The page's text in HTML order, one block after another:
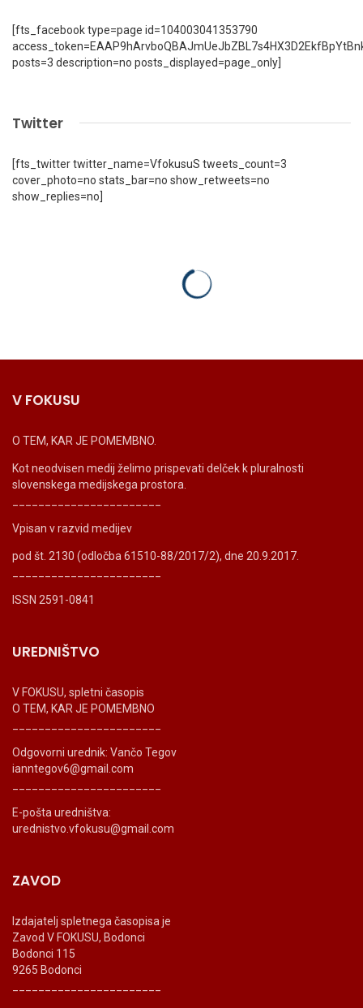
[fts_facebook type=page id=104003041353790
posts=3 description=no posts_displayed=page_only]
Twitter
[fts_twitter twitter_name=VfokusuS tweets_count=3
cover_photo=no stats_bar=no show_retweets=no
show_replies=no]
V FOKUSU
O TEM, KAR JE POMEMBNO.
Kot neodvisen medij želimo prispevati delček k pluralnosti
slovenskega medijskega prostora.
Vpisan v razvid medijev
pod št. 2130 (odločba 61510-88/2017/2), dne 20.9.2017.
ISSN 2591-0841
UREDNIŠTVO
V FOKUSU, spletni časopis
O TEM, KAR JE POMEMBNO
Odgovorni urednik: Vančo Tegov
ianntegov6@gmail.com
E-pošta uredništva:
urednistvo.vfokusu@gmail.com
ZAVOD
Izdajatelj spletnega časopisa je
Zavod V FOKUSU, Bodonci
Bodonci 115
9265 Bodonci